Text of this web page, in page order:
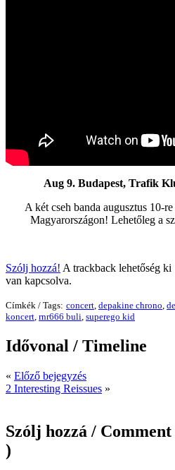
Aug 9. Budapest, Trafik
A két cseh banda augusztus 10-
Magyarországon! Lehetőleg a
Szólj hozzá! A trackback lehetőség ki
van kapcsolva.
Címkék / Tags: concert, depakine chrono,
koncert, rnr666 buli, superego kid
Idővonal / Timeline
« Előző bejegyzés
2 Interesting Reissues »
Szólj hozzá / Comment
)